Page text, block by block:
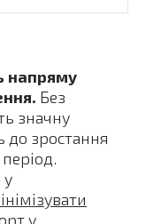
напряму
Без
значну
до зростання
у
у